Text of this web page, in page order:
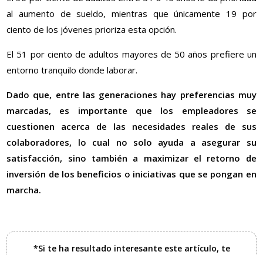
al aumento de sueldo, mientras que únicamente 19 por
ciento de los jóvenes prioriza esta opción.
El 51 por ciento de adultos mayores de 50 años prefiere un
entorno tranquilo donde laborar.
Dado que, entre las generaciones hay preferencias muy
marcadas, es importante que los empleadores se
cuestionen acerca de las necesidades reales de sus
colaboradores, lo cual no solo ayuda a asegurar su
satisfacción, sino también a maximizar el retorno de
inversión de los beneficios o iniciativas que se pongan en
marcha.
*Si te ha resultado interesante este artículo, te